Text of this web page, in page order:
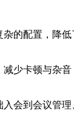
的配置，降
减少卡顿与杂
会到会议管